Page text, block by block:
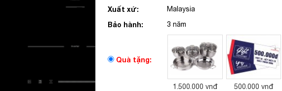
Xuất xứ: Malaysia
Bảo hành: 3 năm
Quà tặng:
1.500.000 vnđ 500.000 vnđ